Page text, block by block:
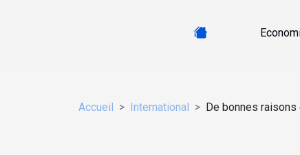
Accueil International De bonnes